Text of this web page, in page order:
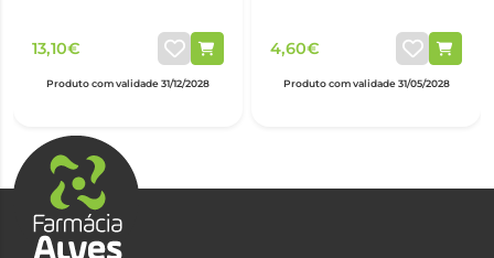
13,10€
Produto com validade 31/12/2028
4,60€
Produto com validade 31/05/2028